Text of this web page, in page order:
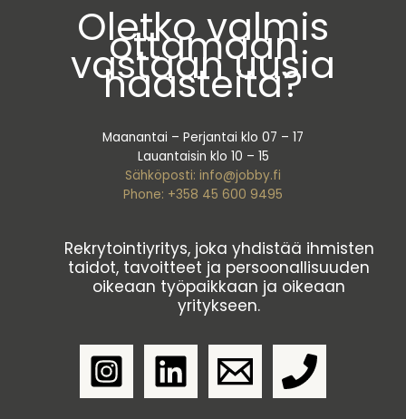
Oletko valmis
ottamaan
vastaan uusia
haasteita?
Maanantai – Perjantai klo 07 – 17
Lauantaisin klo 10 – 15
Sähköposti: info@jobby.fi
Phone: +358 45 600 9495
Rekrytointiyritys, joka yhdistää ihmisten
taidot, tavoitteet ja persoonallisuuden
oikeaan työpaikkaan ja oikeaan
yritykseen.